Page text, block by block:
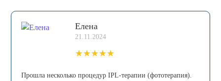
Елена
21.11.2024
★★★★★
Прошла несколько процедур IPL-теpапии (фототерапия).